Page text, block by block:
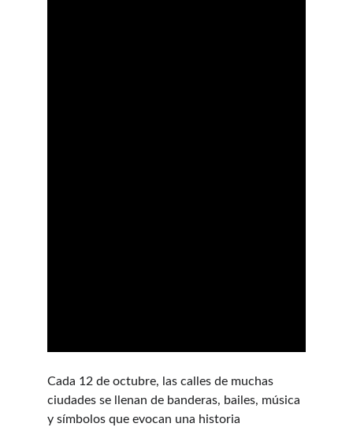
Cada 12 de octubre, las calles de muchas
ciudades se llenan de banderas, bailes, música
y símbolos que evocan una historia